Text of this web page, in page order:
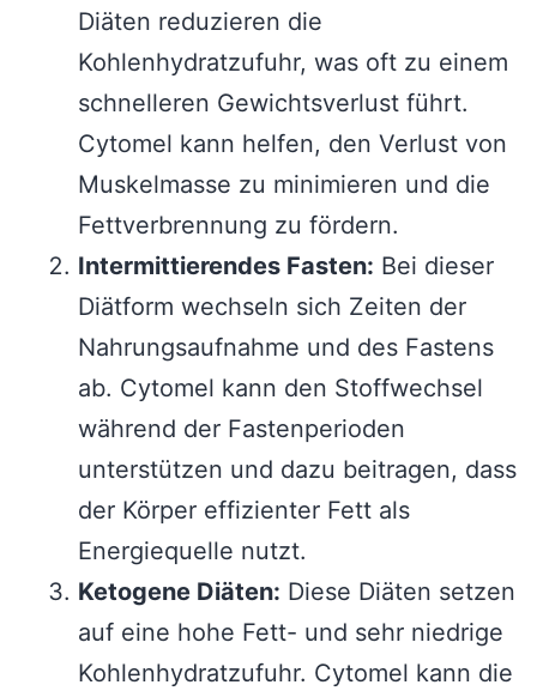
Diäten reduzieren die
Kohlenhydratzufuhr, was oft zu einem
schnelleren Gewichtsverlust führt.
Cytomel kann helfen, den Verlust von
Muskelmasse zu minimieren und die
Fettverbrennung zu fördern.
Intermittierendes Fasten: Bei dieser
Diätform wechseln sich Zeiten der
Nahrungsaufnahme und des Fastens
ab. Cytomel kann den Stoffwechsel
während der Fastenperioden
unterstützen und dazu beitragen, dass
der Körper effizienter Fett als
Energiequelle nutzt.
Ketogene Diäten: Diese Diäten setzen
auf eine hohe Fett- und sehr niedrige
Kohlenhydratzufuhr. Cytomel kann die